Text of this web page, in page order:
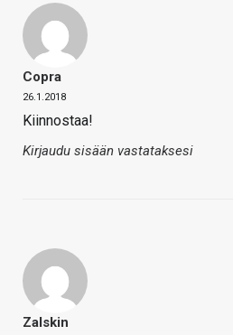
Copra
26.1.2018
Kiinnostaa!
Kirjaudu sisään vastataksesi
Zalskin